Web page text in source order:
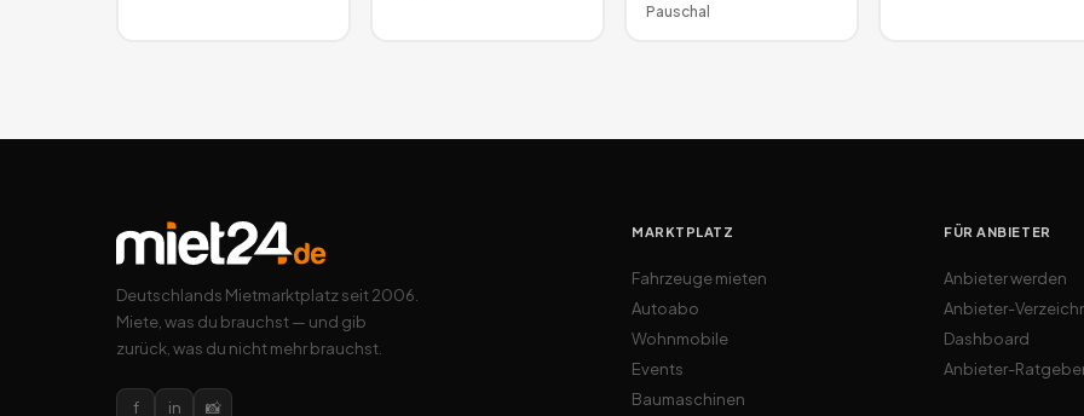
Pauschal
Deutschlands Mietmarktplatz seit 2006.
Miete, was du brauchst — und gib
zurück, was du nicht mehr brauchst.
f in 📸
MARKTPLATZ
Fahrzeuge mieten
Autoabo
Wohnmobile
Events
Baumaschinen
FÜR ANBIETER
Anbieter werden
Anbieter-
Dashboard
Anbieter-